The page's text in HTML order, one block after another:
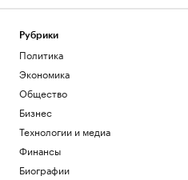
Рубрики
Политика
Экономика
Общество
Бизнес
Технологии и медиа
Финансы
Биографии